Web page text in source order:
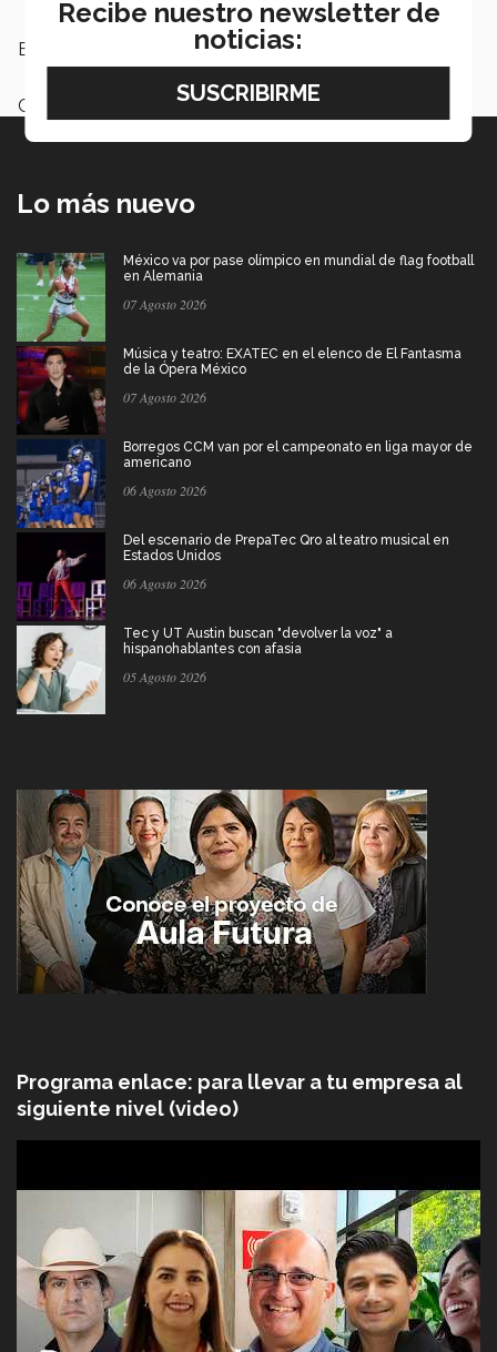
Etiquetas: software,
Categoría:
Lo más nuevo
México va por pase olímpico en mundial de flag football
en Alemania
07 Agosto 2026
Música y teatro: EXATEC en el elenco de El Fantasma
de la Ópera México
07 Agosto 2026
Borregos CCM van por el campeonato en liga mayor de
americano
06 Agosto 2026
Del escenario de PrepaTec Qro al teatro musical en
Estados Unidos
06 Agosto 2026
Tec y UT Austin buscan "devolver la voz" a
hispanohablantes con afasia
05 Agosto 2026
Programa enlace: para llevar a tu empresa al
siguiente nivel (video)
Recibe nuestro newsletter de
noticias: